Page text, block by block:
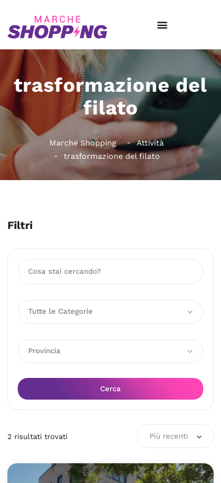
trasformazione del
filato
Marche Shopping
Attività
trasformazione del filato
Filtri
Tutte le Categorie
Provincia
Cerca
2 risultati trovati Più recenti